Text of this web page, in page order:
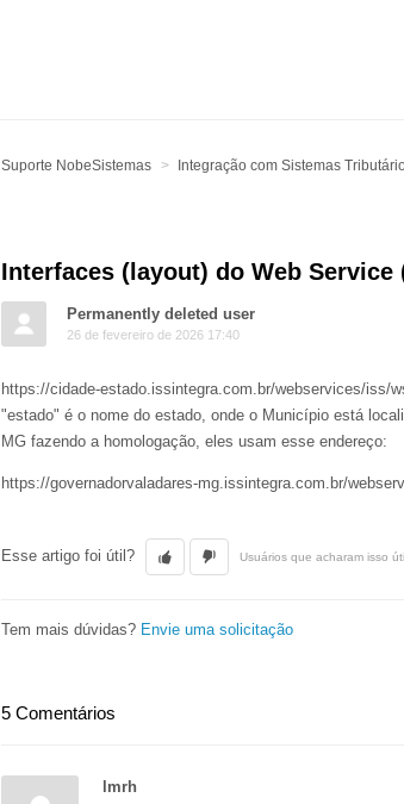
Suporte NobeSistemas Integração com Sistemas
Interfaces (layout) do Web Service
Permanently deleted user
26 de fevereiro de 2026 17:40
https://cidade-estado.issintegra.com.br/webservices/iss/
"estado" é o nome do estado, onde o Município está
MG fazendo a homologação, eles usam esse endereço:
https://governadorvaladares-mg.issintegra.com.br/
Esse artigo foi útil? Usuários que acharam isso
Tem mais dúvidas? Envie uma solicitação
5 Comentários
lmrh